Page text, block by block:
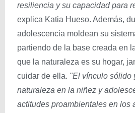
resiliencia y su capacidad para
explica Katia Hueso. Además,
adolescencia moldean su
partiendo de la base creada en
que la naturaleza es su hogar,
cuidar de ella. "El vínculo sólido
naturaleza en la niñez y
actitudes proambientales en los